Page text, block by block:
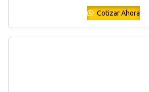
Cotizar Ahora